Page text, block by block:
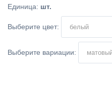
Единица: шт.
Выберите цвет:
Выберите вариации: